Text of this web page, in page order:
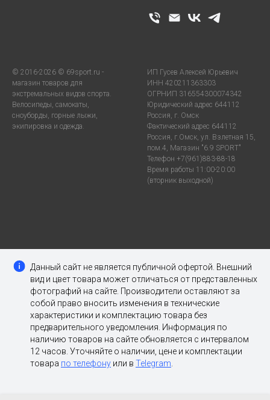
© 2016-2026 © 69sport.ru -
магазин товаров для
экстремальных видов спорта.
Велосипеды, самокаты,
сноуборды, горные лыжи,
экипировка и одежда.
ИП Гусев Алексей Юрьевич
ИНН 420211363303
ОГРНИП 316554300074342
Юридический адрес 644112
Россия, г. Омск
Фактический адрес 644112
Россия, г.Омск, ул. Взлетная 15,
пом.4, Магазин "6.9 SPORT"
Телефон +7(961)883-88-18
Время работы 11:00-20:00
(вторник выходной)
Данный сайт не является публичной офертой. Внешний
вид и цвет товара может отличаться от представленных
фотографий на сайте. Производители оставляют за
собой право вносить изменения в технические
характеристики и комплектацию товара без
предварительного уведомления. Информация по
наличию товаров на сайте обновляется с интервалом
12 часов. Уточняйте о наличии, цене и комплектации
товара по телефону или в Telegram.